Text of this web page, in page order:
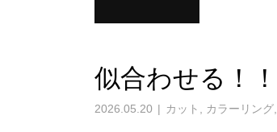
似合わせる！！
2026.05.20 カット , カラーリング,